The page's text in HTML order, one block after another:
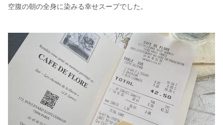
空腹の朝の全身に染みる幸せスープでした。